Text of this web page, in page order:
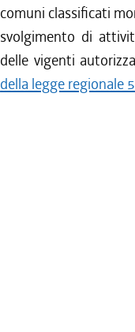
comuni classificati
svolgimento di
delle vigenti
della legge regionale